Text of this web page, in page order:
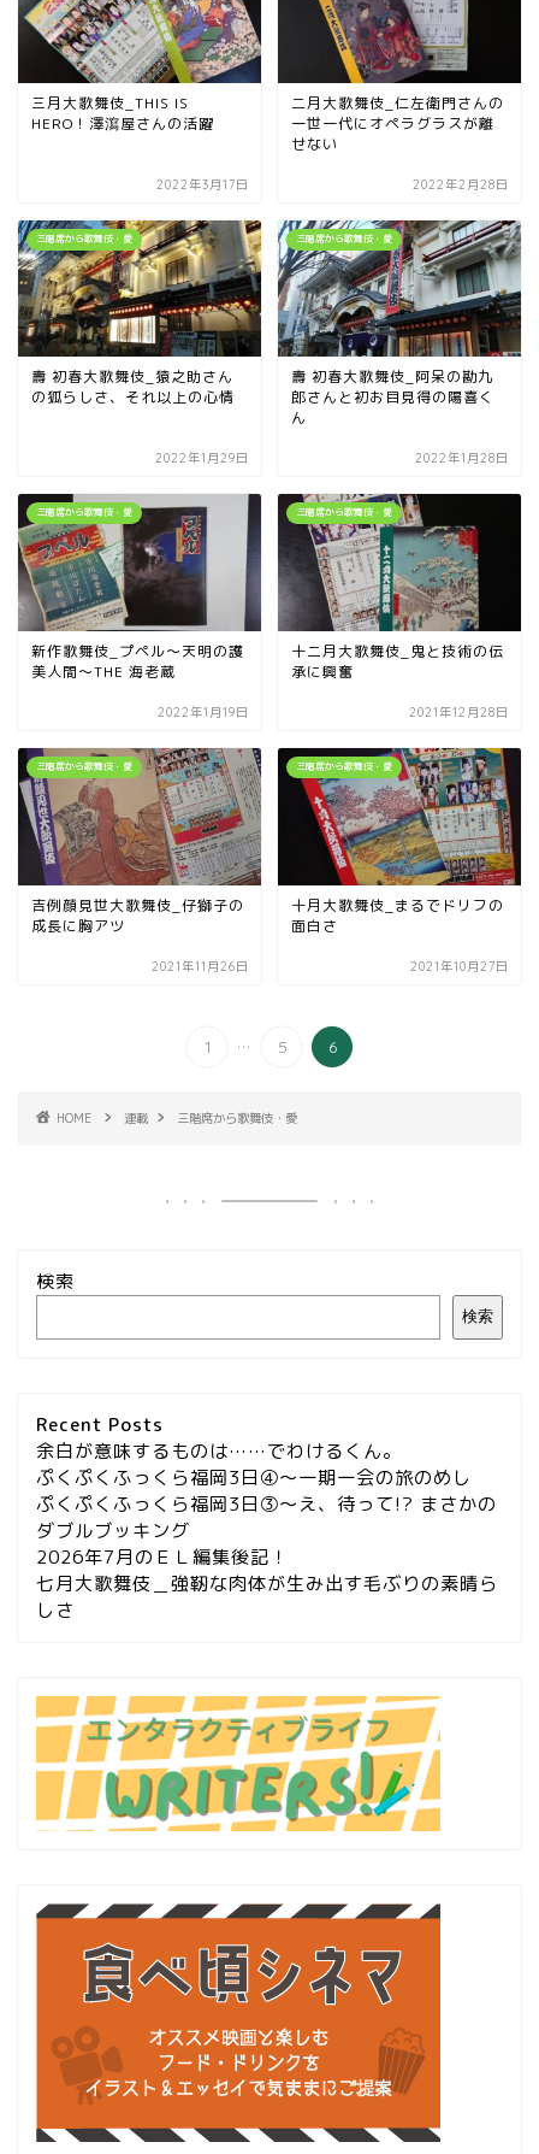
三月大歌舞伎_THIS IS
HERO！澤瀉屋さんの活躍
2022年3月17日
二月大歌舞伎_仁左衛門さんの
一世一代にオペラグラスが離
せない
2022年2月28日
三階席から歌舞伎・愛
壽 初春大歌舞伎_猿之助さん
の狐らしさ、それ以上の心情
2022年1月29日
三階席から歌舞伎・愛
壽 初春大歌舞伎_阿呆の勘九
郎さんと初お目見得の陽喜く
ん
2022年1月28日
三階席から歌舞伎・愛
新作歌舞伎_プペル～天明の護
美人間～THE 海老蔵
2022年1月19日
三階席から歌舞伎・愛
十二月大歌舞伎_鬼と技術の伝
承に興奮
2021年12月28日
三階席から歌舞伎・愛
吉例顔見世大歌舞伎_仔獅子の
成長に胸アツ
2021年11月26日
三階席から歌舞伎・愛
十月大歌舞伎_まるでドリフの
面白さ
2021年10月27日
1 ... 5 6
HOME 連載 三階席から歌舞伎・愛
検索
検索
Recent Posts
余白が意味するものは……でわけるくん。
ぷくぷくふっくら福岡3日④～一期一会の旅のめし
ぷくぷくふっくら福岡3日③～え、待って!? まさかの
ダブルブッキング
2026年7月のＥＬ編集後記！
七月大歌舞伎＿強靭な肉体が生み出す毛ぶりの素晴ら
しさ